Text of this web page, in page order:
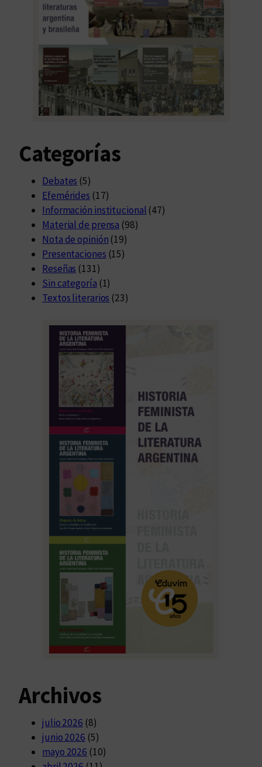
Categorías
Debates (5)
Efemérides (17)
Información institucional (47)
Material de prensa (98)
Nota de opinión (19)
Presentaciones (15)
Reseñas (131)
Sin categoría (1)
Textos literarios (23)
Archivos
julio 2026 (8)
junio 2026 (5)
mayo 2026 (10)